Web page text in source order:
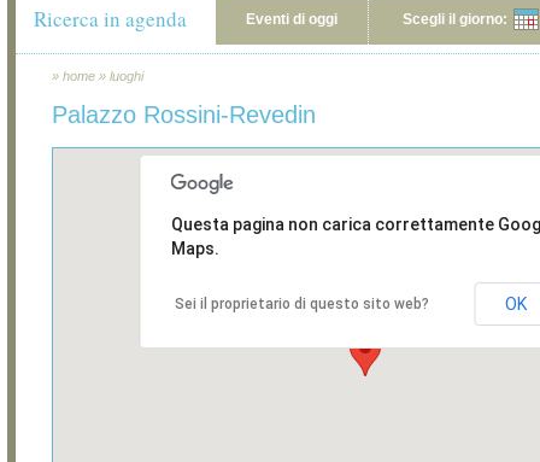
Ricerca in agenda Eventi di oggi Scegli il giorno:
» home » luoghi
Palazzo Rossini-Revedin
Questa pagina non carica correttamente
Maps.
Sei il proprietario di questo sito web? OK